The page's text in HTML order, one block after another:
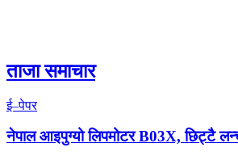
ताजा समाचार
ई–पेपर
नेपाल आइपुग्यो लिपमोटर B03X, छिट्टै